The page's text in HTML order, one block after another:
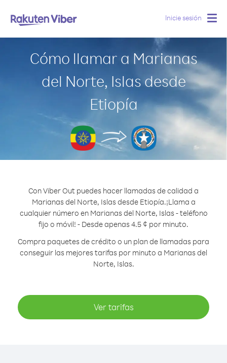
Inicie sesión
Cómo llamar a Marianas
del Norte, Islas desde
Etiopía
Con Viber Out puedes hacer llamadas de calidad a
Marianas del Norte, Islas desde Etiopía.¡Llama a
cualquier número en Marianas del Norte, Islas - teléfono
fijo o móvil! - Desde apenas 4.5 ¢ por minuto.
Compra paquetes de crédito o un plan de llamadas para
conseguir las mejores tarifas por minuto a Marianas del
Norte, Islas.
Ver tarifas